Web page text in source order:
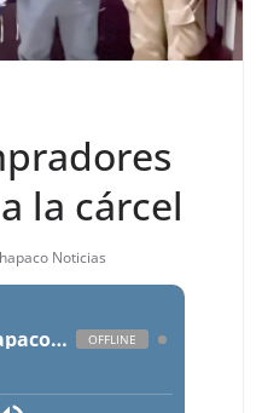
la cárcel
Noticias
Radio Chapaco Noticias Las 24 horas en vivo OFFLINE